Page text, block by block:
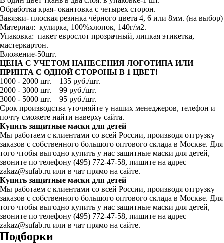
Обработка края- окантовка с четырех сторон.
Завязки- плоская резинка чёрного цвета 4, 6 или 8мм. (на выбор)
Материал: кулирка, 100%хлопок, 140г/м2.
Упаковка: пакет еврослот прозрачный, липкая этикетка,
мастеркартон.
Вложение-50шт.
ЦЕНА С УЧЕТОМ НАНЕСЕНИЯ ЛОГОТИПА ИЛИ
ПРИНТА С ОДНОЙ СТОРОНЫ В 1 ЦВЕТ!
1000 - 2000 шт. – 135 руб./шт.
2000 - 3000 шт. – 99 руб./шт.
3000 - 5000 шт. – 95 руб./шт.
Срок производства уточняйте у наших менеджеров, телефон и
почту сможете найти наверху сайта.
Купить защитные маски для детей
Мы работаем с клиентами со всей России, производя отгрузку
заказов с собственного большого оптового склада в Москве. Для
того чтобы выгодно купить у нас защитные маски для детей,
звоните по телефону (495) 772-47-58, пишите на адрес
zakaz@sufab.ru или в чат прямо на сайте.
Купить защитные маски для детей
Мы работаем с клиентами со всей России, производя отгрузку
заказов с собственного большого оптового склада в Москве. Для
того чтобы выгодно купить у нас защитные маски для детей,
звоните по телефону (495) 772-47-58, пишите на адрес
zakaz@sufab.ru или в чат прямо на сайте.
Подборки